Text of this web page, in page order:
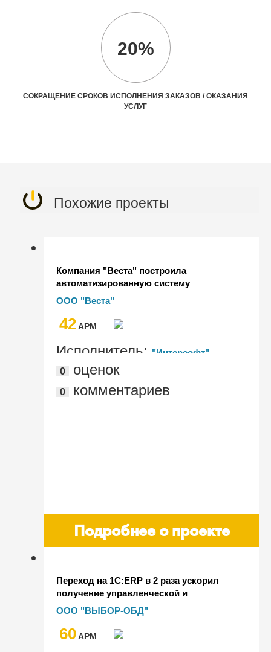
20%
СОКРАЩЕНИЕ СРОКОВ ИСПОЛНЕНИЯ ЗАКАЗОВ / ОКАЗАНИЯ
УСЛУГ
Похожие проекты
Компания "Веста" построила
автоматизированную систему
комплексного учета дорожного
ООО "Веста"
42AРМ
Исполнитель: "Интерсофт"
0
оценок
0 комментариев
Подробнее о проекте
Переход на 1С:ERP в 2 раза ускорил
получение управленческой и
регламентированной отчетности на
заводе объемно-блочного
домостроения
ООО "ВЫБОР-ОБД"
60AРМ